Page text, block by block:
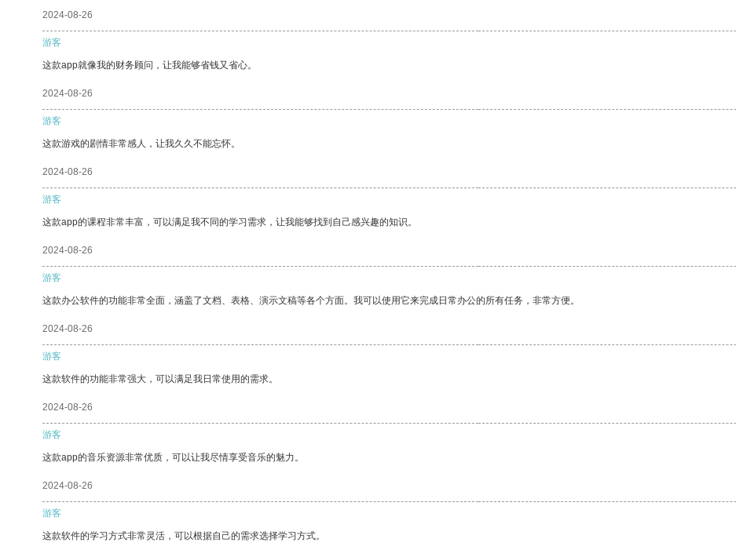
2024-08-26
游客
这款app就像我的财务顾问，让我能够省钱又省心。
2024-08-26
游客
这款游戏的剧情非常感人，让我久久不能忘怀。
2024-08-26
游客
这款app的课程非常丰富，可以满足我不同的学习需求，让我能够找到自己感兴趣的知识。
2024-08-26
游客
这款办公软件的功能非常全面，涵盖了文档、表格、演示文稿等各个方面。我可以使用它来完成日常办公的所有任务，非常方便。
2024-08-26
游客
这款软件的功能非常强大，可以满足我日常使用的需求。
2024-08-26
游客
这款app的音乐资源非常优质，可以让我尽情享受音乐的魅力。
2024-08-26
游客
这款软件的学习方式非常灵活，可以根据自己的需求选择学习方式。